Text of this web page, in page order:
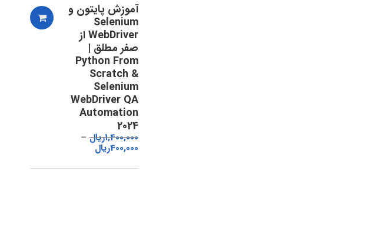
آموزش پایتون و
Selenium
WebDriver از
صفر مطلق |
Python From
Scratch &
Selenium
WebDriver QA
Automation
2024
1,400,000ریال
400,000ریال